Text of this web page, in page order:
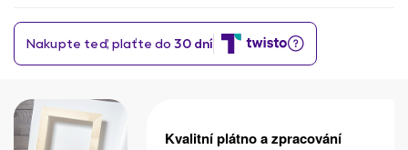
Kvalitní plátno a zpracování